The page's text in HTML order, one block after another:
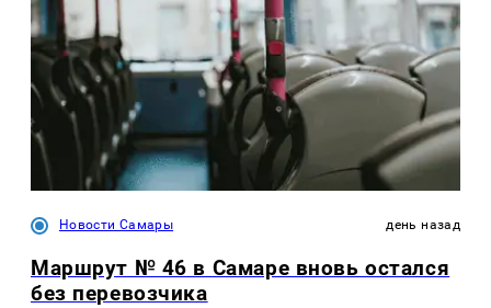
Новости Самары день назад
Маршрут № 46 в Самаре вновь остался
без перевозчика